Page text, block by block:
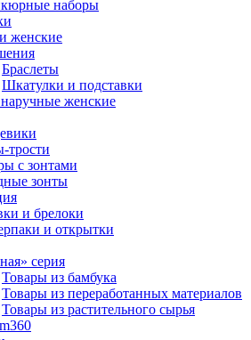
наборы
женские
Браслеты
Шкатулки и подставки
женские
трости
с зонтами
зонты
и брелоки
и открытки
серия
Товары из бамбука
Товары из переработанных материалов
Товары из растительного сырья